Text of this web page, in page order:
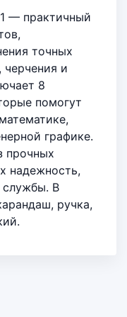
1 — практичный
точных
черчения и
8
помогут
графике.
прочных
надежность,
службы. В
ручка,